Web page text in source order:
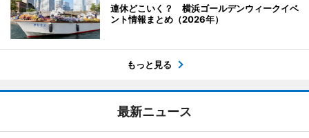
連休どこいく？ 横浜ゴールデンウィークイベ
ント情報まとめ（2026年）
もっと見る
最新ニュース